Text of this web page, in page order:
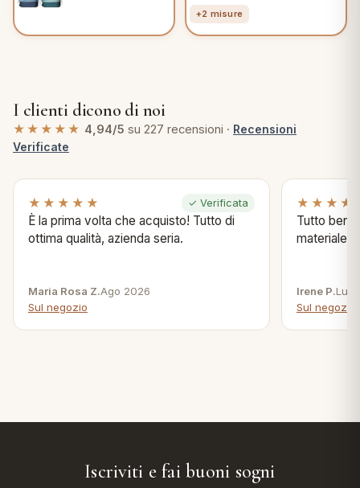
+2 misure
I clienti dicono di noi
★★★★★ 4,94/5 su 227 recensioni · Recensioni
Verificate
★★★★★ ✓ Verificata
È la prima volta che acquisto! Tutto di
ottima qualità, azienda seria.
Maria Rosa Z.Ago 2026
Sul negozio
Tutto bene
materiale .
Irene P.Lug
Sul negozio
Iscriviti e fai buoni sogni